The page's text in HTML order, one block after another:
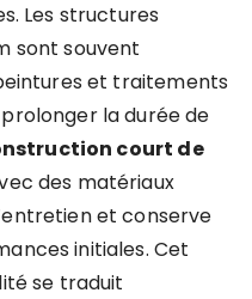
Les structures
sont souvent
et traitements
la durée de
court de
des matériaux
et conserve
initiales. Cet
se traduit